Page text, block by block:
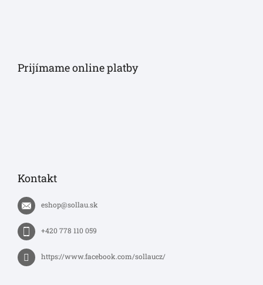
Prijímame online platby
Kontakt
eshop@sollau.sk
+420 778 110 059
https://www.facebook.com/sollaucz/